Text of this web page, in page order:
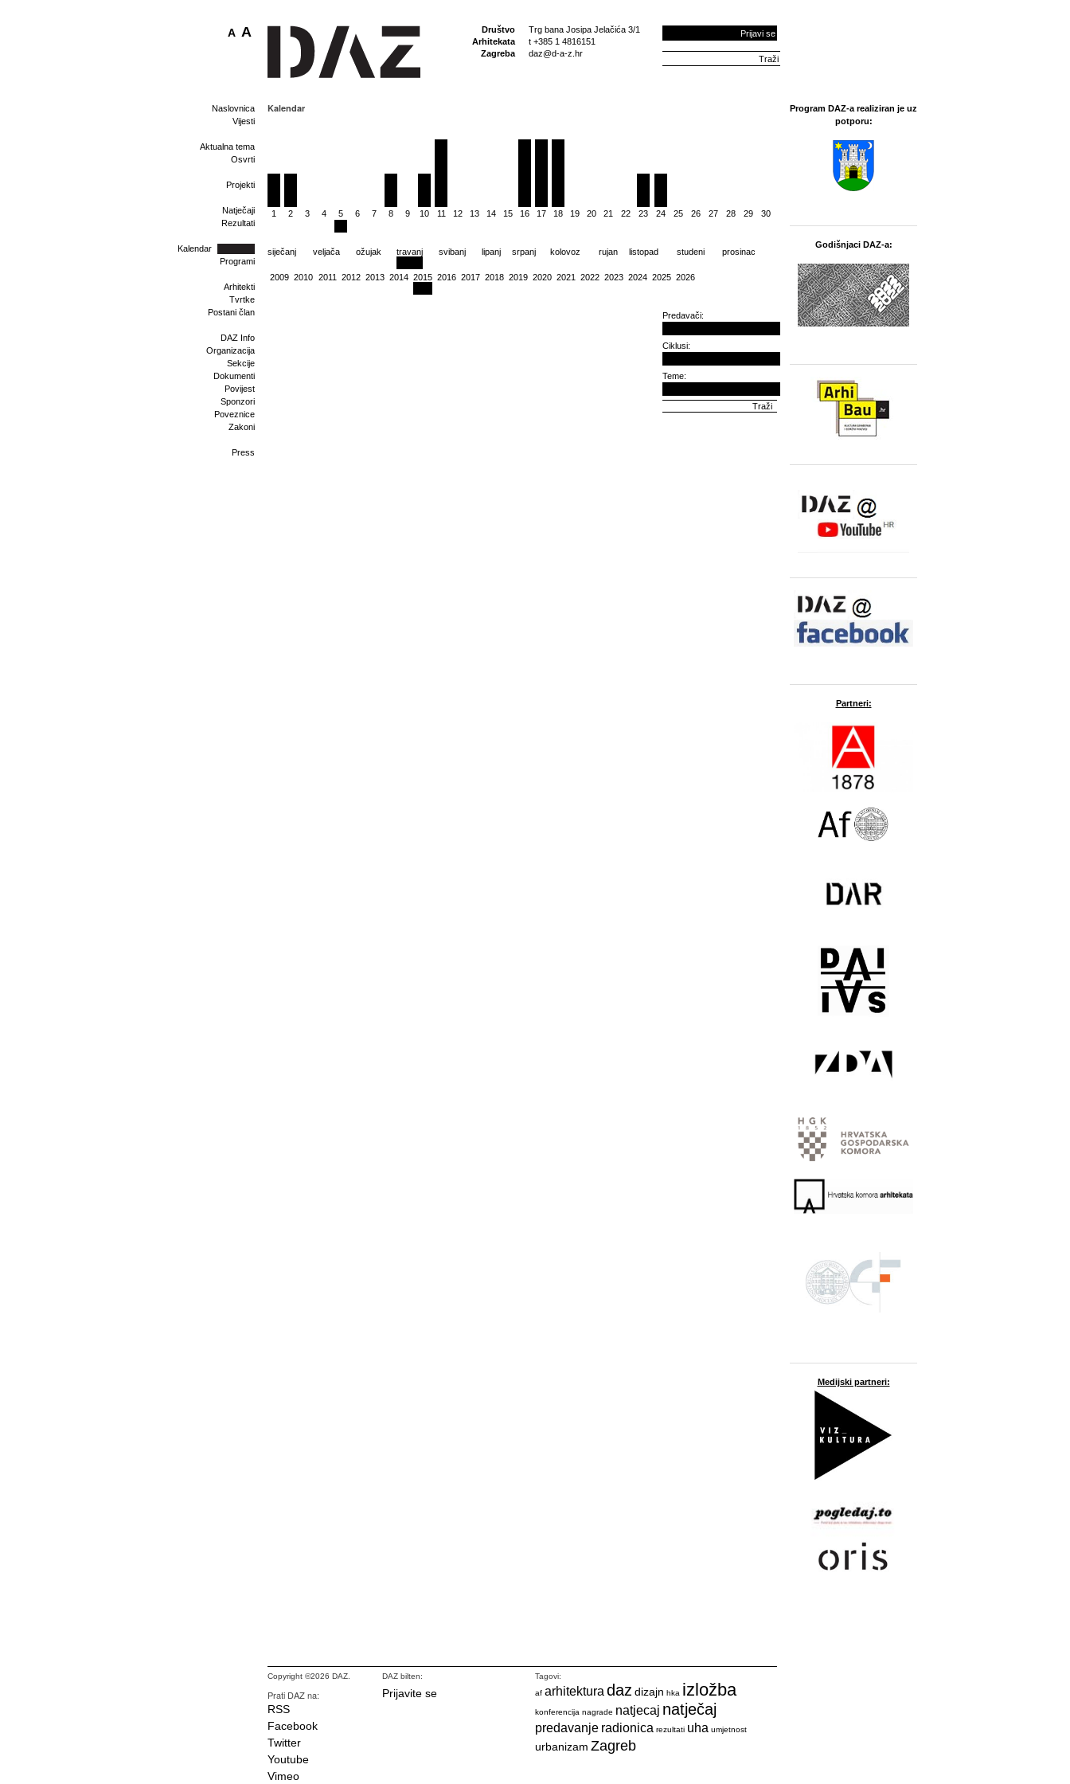
Društvo
Arhitekata
Zagreba
Trg bana Josipa Jelačića 3/1
t +385 1 4816151
daz@d-a-z.hr
Prijavi se
A A
Naslovnica
Vijesti
Aktualna tema
Osvrti
Projekti
Natječaji
Rezultati
Kalendar
Programi
Arhitekti
Tvrtke
Postani član
DAZ Info
Organizacija
Sekcije
Dokumenti
Povijest
Sponzori
Poveznice
Zakoni
Press
Kalendar
1 2 3 4 5 6 7 8 9 10 11 12 13 14 15 16 17 18 19 20 21 22 23 24 25 26 27 28 29 30
siječanj veljača ožujak travanj svibanj lipanj srpanj kolovoz rujan listopad studeni prosinac
2009 2010 2011 2012 2013 2014 2015 2016 2017 2018 2019 2020 2021 2022 2023 2024 2025 2026
Predavači:
Ciklusi:
Teme:
Program DAZ-a realiziran je uz
potporu:
Godišnjaci DAZ-a:
Partneri:
Medijski partneri:
Copyright ©2026 DAZ.
Prati DAZ na:
RSS
Facebook
Twitter
Youtube
Vimeo
DAZ bilten:
Prijavite se
Tagovi:
af arhitektura daz dizajn hka izložba
konferencija nagrade natjecaj natječaj
predavanje radionica rezultati uha umjetnost
urbanizam Zagreb